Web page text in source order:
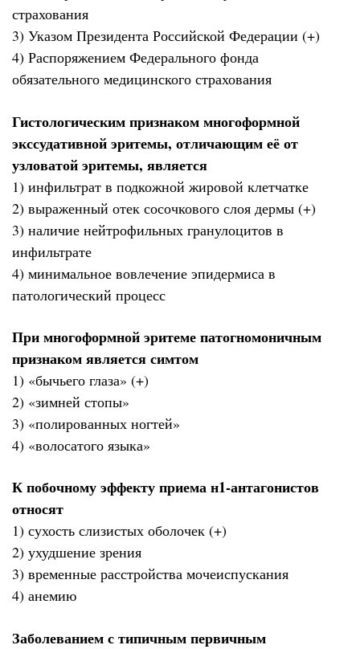
страхования
3) Указом Президента Российской Федерации (+)
4) Распоряжением Федерального фонда
обязательного медицинского страхования
Гистологическим признаком многоформной
экссудативной эритемы, отличающим её от
узловатой эритемы, является
1) инфильтрат в подкожной жировой клетчатке
2) выраженный отек сосочкового слоя дермы (+)
3) наличие нейтрофильных гранулоцитов в
инфильтрате
4) минимальное вовлечение эпидермиса в
патологический процесс
При многоформной эритеме патогномоничным
признаком является симтом
1) «бычьего глаза» (+)
2) «зимней стопы»
3) «полированных ногтей»
4) «волосатого языка»
К побочному эффекту приема н1-антагонистов
относят
1) сухость слизистых оболочек (+)
2) ухудшение зрения
3) временные расстройства мочеиспускания
4) анемию
Заболеванием с типичным первичным